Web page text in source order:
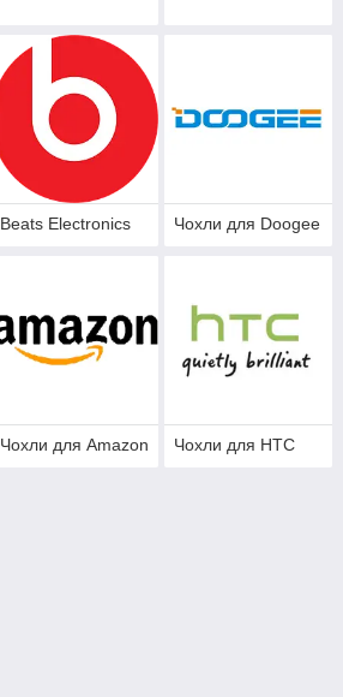
Beats Electronics Чохли для Doogee
Чохли для Amazon Чохли для HTC